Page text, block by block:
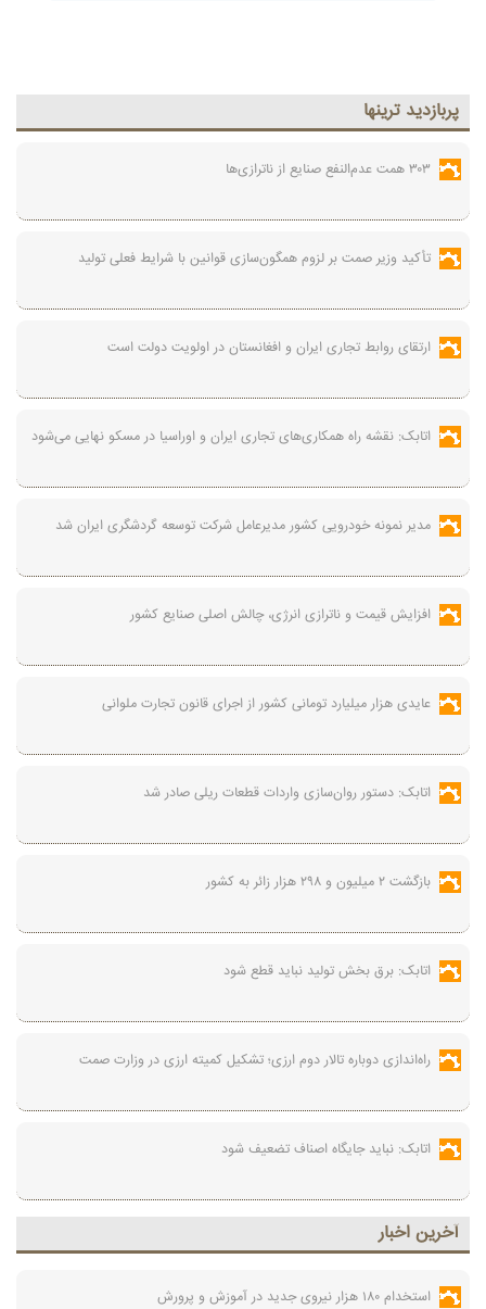
پربازديد ترينها
۳۰۳ همت عدم‌النفع صنایع از ناترازی‌ها
تأکید وزیر صمت بر لزوم همگون‌سازی قوانین با شرایط فعلی تولید
ارتقای روابط تجاری ایران و افغانستان در اولویت دولت است
اتابک: نقشه راه همکاری‌های تجاری ایران و اوراسیا در مسکو نهایی می‌شود
مدیر نمونه خودرویی کشور مدیرعامل شرکت توسعه گردشگری ایران شد
افزایش قیمت و ناترازی انرژی، چالش اصلی صنایع کشور
عایدی هزار میلیارد تومانی کشور از اجرای قانون تجارت ملوانی
اتابک: دستور روان‌سازی واردات قطعات ریلی صادر شد
بازگشت ۲ میلیون و ۲۹۸ هزار زائر به کشور
اتابک: برق بخش تولید نباید قطع شود
راه‌اندازی دوباره تالار دوم ارزی؛ تشکیل کمیته ارزی در وزارت صمت
اتابک: نباید جایگاه اصناف تضعیف شود
آخرين اخبار
استخدام ۱۸۰ هزار نیروی جدید در آموزش‌ و پرورش